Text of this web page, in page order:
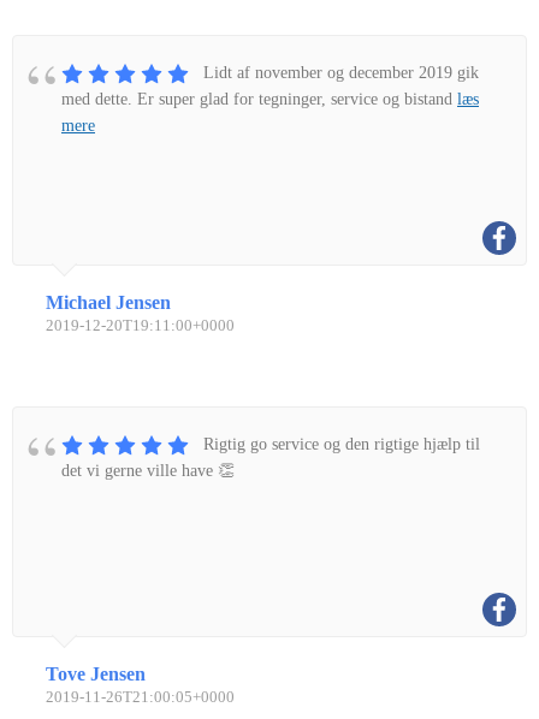
Lidt af november og december 2019 gik
med dette. Er super glad for tegninger, service og bistand læs
mere
Michael Jensen
2019-12-20T19:11:00+0000
Rigtig go service og den rigtige hjælp til
det vi gerne ville have 👏
Tove Jensen
2019-11-26T21:00:05+0000